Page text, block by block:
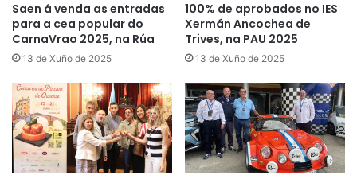
Saen á venda as entradas
para a cea popular do
CarnaVrao 2025, na Rúa
13 de Xuño de 2025
100% de aprobados no IES
Xermán Ancochea de
Trives, na PAU 2025
13 de Xuño de 2025